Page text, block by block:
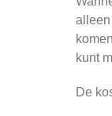
kunt
De